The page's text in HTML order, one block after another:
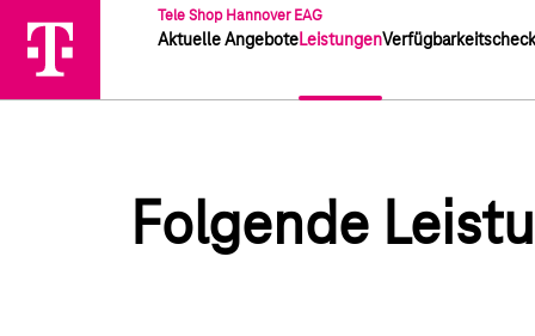
Tele Shop Hannover EAG
Aktuelle AngeboteLeistungenVerfügbarkeitscheck
Folgende